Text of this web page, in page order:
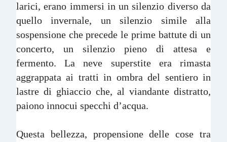
larici, erano immersi in un silenzio diverso da
quello invernale, un silenzio simile alla
sospensione che precede le prime battute di un
concerto, un silenzio pieno di attesa e
fermento. La neve superstite era rimasta
aggrappata ai tratti in ombra del sentiero in
lastre di ghiaccio che, al viandante distratto,
paiono innocui specchi d’acqua.
Questa bellezza, propensione delle cose tra